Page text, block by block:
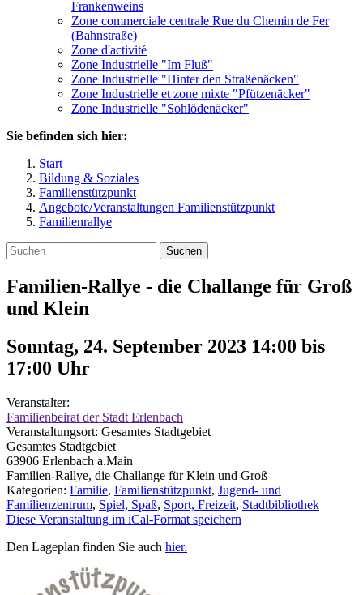
Frankenweins
Zone commerciale centrale Rue du Chemin de Fer
(Bahnstraße)
Zone d'activité
Zone Industrielle "Im Fluß"
Zone Industrielle "Hinter den Straßenäcken"
Zone Industrielle et zone mixte "Pfützenäcker"
Zone Industrielle "Sohlödenäcker"
Sie befinden sich hier:
Start
Bildung & Soziales
Familienstützpunkt
Angebote/Veranstaltungen Familienstützpunkt
Familienrallye
Suchen
Familien-Rallye - die Challange für Groß
und Klein
Sonntag, 24. September 2023 14:00 bis
17:00 Uhr
Veranstalter:
Familienbeirat der Stadt Erlenbach
Veranstaltungsort: Gesamtes Stadtgebiet
Gesamtes Stadtgebiet
63906 Erlenbach a.Main
Familien-Rallye, die Challange für Klein und Groß
Kategorien: Familie, Familienstützpunkt, Jugend- und
Familienzentrum, Spiel, Spaß, Sport, Freizeit, Stadtbibliothek
Diese Veranstaltung im iCal-Format speichern
Den Lageplan finden Sie auch hier.